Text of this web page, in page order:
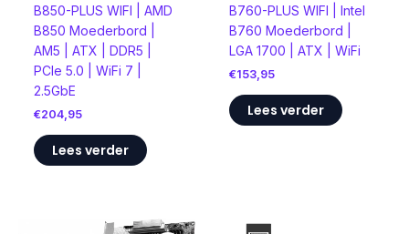
B850-PLUS WIFI | AMD
B850 Moederbord |
AM5 | ATX | DDR5 |
PCIe 5.0 | WiFi 7 |
2.5GbE
€204,95
Lees verder
B760-PLUS WIFI | Intel
B760 Moederbord |
LGA 1700 | ATX | WiFi
€153,95
Lees verder